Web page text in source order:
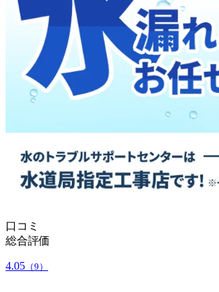
口コミ
総合評価
4.05 （9）